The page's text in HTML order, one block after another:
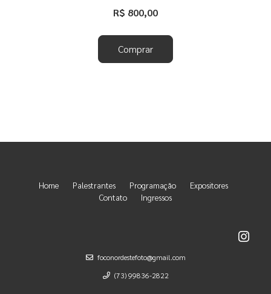
R$ 800,00
Comprar
Home Palestrantes Programação
Expositores
Contato
Ingressos
foconordestefoto@gmail.com
(73) 99836-2822